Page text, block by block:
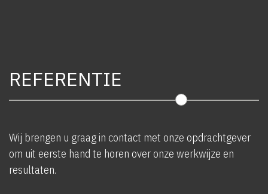
REFERENTIE
Wij brengen u graag in contact met onze opdrachtgever
om uit eerste hand te horen over onze werkwijze en
resultaten.